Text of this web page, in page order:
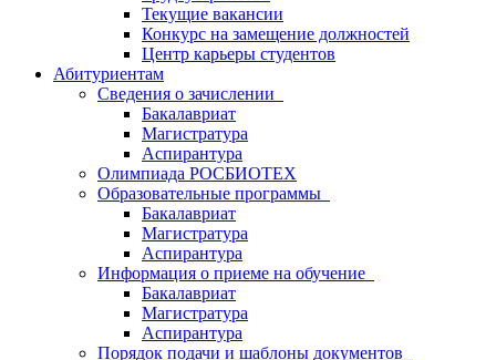
Текущие вакансии
Конкурс на замещение должностей
Центр карьеры студентов
Абитуриентам
Сведения о зачислении
Бакалавриат
Магистратура
Аспирантура
Олимпиада РОСБИОТЕХ
Образовательные программы
Бакалавриат
Магистратура
Аспирантура
Информация о приеме на обучение
Бакалавриат
Магистратура
Аспирантура
Порядок подачи и шаблоны документов